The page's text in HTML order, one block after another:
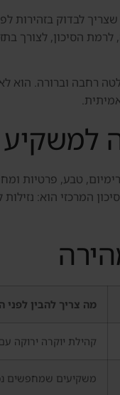
הסיכון, לצורך
רחבה וברורה. הוא
למשקיע
טבע, פרטיות
המרכזי הוא:
מה צריך להבין לפני
קהילת יוקרה ירוקה
משקיעים שמחפשים